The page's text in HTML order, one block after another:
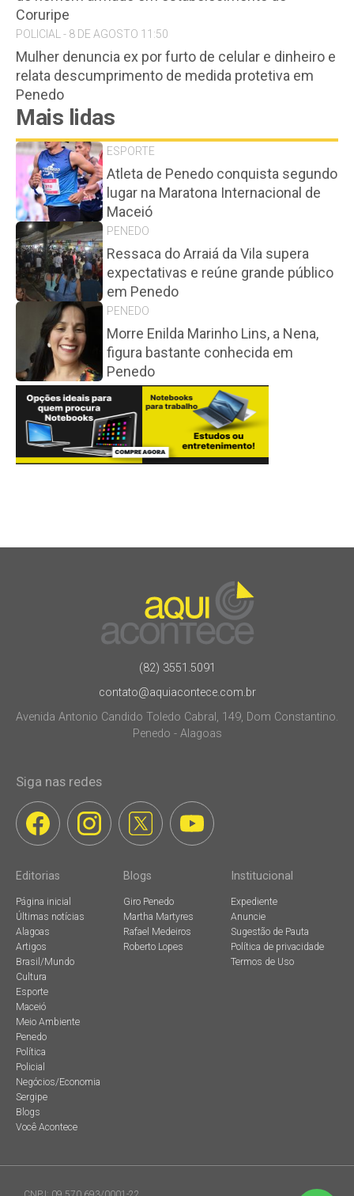
Coruripe
POLICIAL - 8 DE AGOSTO 11:50
Mulher denuncia ex por furto de celular e dinheiro e
relata descumprimento de medida protetiva em
Penedo
Mais lidas
ESPORTE
Atleta de Penedo conquista segundo
lugar na Maratona Internacional de
Maceió
PENEDO
Ressaca do Arraiá da Vila supera
expectativas e reúne grande público
em Penedo
PENEDO
Morre Enilda Marinho Lins, a Nena,
figura bastante conhecida em
Penedo
(82) 3551.5091
contato@aquiacontece.com.br
Avenida Antonio Candido Toledo Cabral, 149, Dom Constantino.
Penedo - Alagoas
Siga nas redes
Editorias
Página inicial
Últimas notícias
Alagoas
Artigos
Brasil/Mundo
Cultura
Esporte
Maceió
Meio Ambiente
Penedo
Política
Policial
Negócios/Economia
Sergipe
Blogs
Você Acontece
Blogs
Giro Penedo
Martha Martyres
Rafael Medeiros
Roberto Lopes
Institucional
Expediente
Anuncie
Sugestão de Pauta
Política de privacidade
Termos de Uso